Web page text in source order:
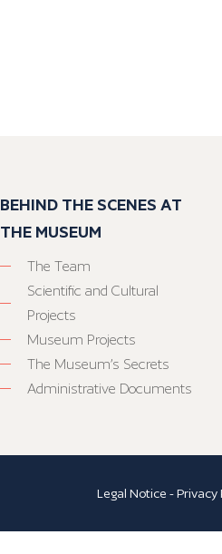
BEHIND THE SCENES AT
THE MUSEUM
The Team
Scientific and Cultural
Projects
Museum Projects
The Museum’s Secrets
Administrative Documents
Legal Notice -Privacy